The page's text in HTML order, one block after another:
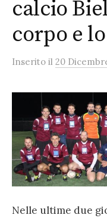
calcio
corpo e
Inserito il 20
Nelle ultime due